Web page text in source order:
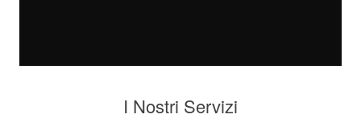
I Nostri Servizi